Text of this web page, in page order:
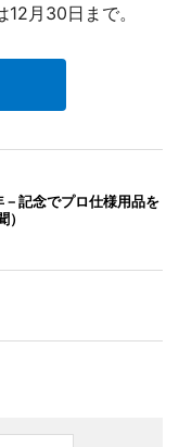
月30日まで。
記念でプロ仕様用品を